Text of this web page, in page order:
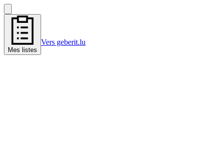
Mes listes
Vers geberit.lu